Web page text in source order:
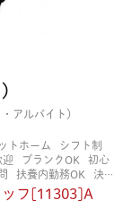
アルバイト）
トホーム
シフト制
迎 ブランクOK
初心
扶養内勤務OK
決め
験者・有資格者歓迎
長く働ける
長期歓迎
フ[11303]A